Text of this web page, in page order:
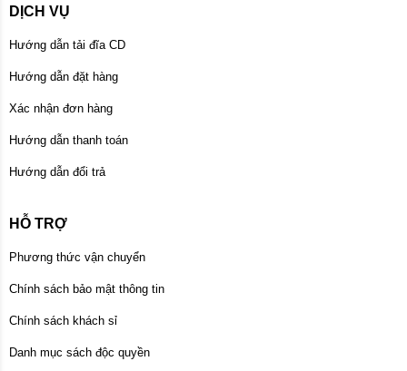
DỊCH VỤ
Hướng dẫn tải đĩa CD
Hướng dẫn đặt hàng
Xác nhận đơn hàng
Hướng dẫn thanh toán
Hướng dẫn đổi trả
HỖ TRỢ
Phương thức vận chuyển
Chính sách bảo mật thông tin
Chính sách khách sỉ
Danh mục sách độc quyền